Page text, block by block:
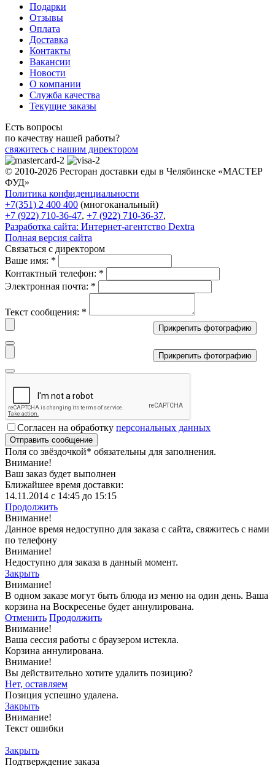
Подарки
Отзывы
Оплата
Доставка
Контакты
Вакансии
Новости
О компании
Служба качества
Текущие заказы
Есть вопросы
по качеству нашей работы?
свяжитесь с нашим директором
© 2010-2026 Ресторан доставки еды в Челябинске «МАСТЕР
ФУД»
Политика конфиденциальности
+7(351) 2 400 400 (многоканальный)
+7 (922) 710-36-47, +7 (922) 710-36-37,
Разработка сайта: Интернет-агентство Dextra
Полная версия сайта
Связаться с директором
Ваше имя: *
Контактный телефон: *
Электронная почта: *
Текст сообщения: *
Прикрепить фотографию
Прикрепить фотографию
Согласен на обработку персональных данных
Поля со звёздочкой* обязательны для заполнения.
Внимание!
Ваш заказ будет выполнен
Ближайшее время доставки:
14.11.2014 с 14:45 до 15:15
Продолжить
Внимание!
Данное время недоступно для заказа с сайта, свяжитесь с нами
по телефону
Внимание!
Недоступно для заказа в данный момент.
Закрыть
Внимание!
В одном заказе могут быть блюда из меню на один день. Ваша
корзина на Воскресенье будет аннулирована.
Отменить Продолжить
Внимание!
Ваша сессия работы с браузером истекла.
Корзина аннулирована.
Внимание!
Вы действительно хотите удалить позицию?
Нет, оставляем
Позиция успешно удалена.
Закрыть
Внимание!
Текст ошибки
Закрыть
Подтверждение заказа